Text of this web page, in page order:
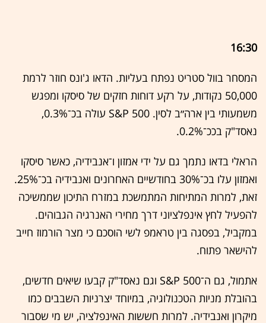
16:30
המסחר בוול סטריט נפתח בעליות. הדאו ג'ונס חוזר לרמת
50,000 נקודות, על רקע דוחות חזקים של סיסקו ומפגש
משמעותי בין ארה״ב לסין. S&P 500 עולה בכ־0.3%,
נאסד"ק בככ־0.2%.
הראלי בדאו נתמך גם על ידי אמזון ו־אנבידיה, כאשר סיסקו
ואמזון עלו בכ־30% בחודשיים האחרונים ואנבידיה בכ־25%.
זאת, למרות המתיחות המתמשכת במזרח התיכון שממשיכה
להפעיל לחץ אינפלציוני דרך מחירי האנרגיה הגבוהים.
במקביל, בפסגה בין טראמפ לשי הוסכם כי מצר הורמוז חייב
להישאר פתוח.
אתמול, גם ה־S&P 500 וגם נאסד"ק קבעו שיאים חדשים,
בהובלת מניות הטכנולוגיה, במיוחד יצרניות השבבים כמו
מיקרון ואנבידיה. למרות חששות האינפלציה, יש מי שסבור